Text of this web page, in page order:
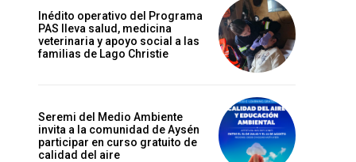
Inédito operativo del Programa
PAS lleva salud, medicina
veterinaria y apoyo social a las
familias de Lago Christie
Seremi del Medio Ambiente
invita a la comunidad de Aysén
participar en curso gratuito de
calidad del aire